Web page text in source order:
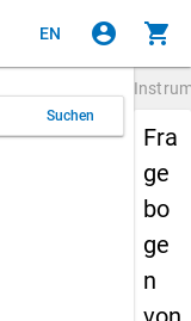
EN account_circle shopping_cart
Suchen
Fra
ge
bo
ge
n